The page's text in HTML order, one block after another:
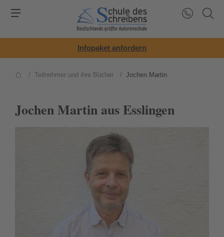
Infopaket anfordern
/ Teilnehmer und ihre Bücher / Jochen Martin
Jochen Martin aus Esslingen